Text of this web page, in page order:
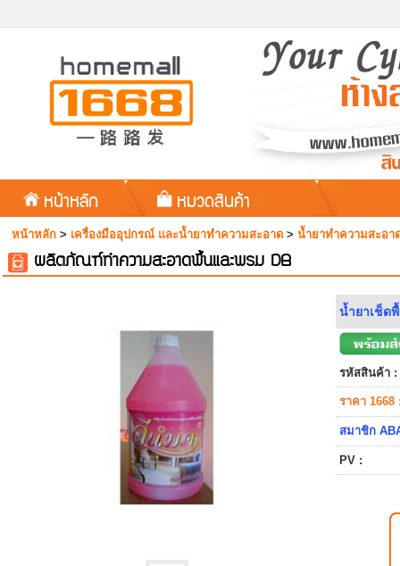
หน้าหลัก หมวดสินค้า
หน้าหลัก > เครื่องมืออุปกรณ์ และน้ำยาทำความสะอาด > น้ำยาทำความสะอ
ผลิตภัณฑ์ทำความสะอาดพื้นและพรม DB
น้ำยาเช็ด
รหัสสินค้า :
ราคา 1668
สมาชิก
PV :